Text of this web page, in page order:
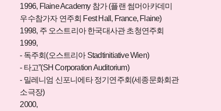
1996, Flaine Academy 참가 (플랜 썸머아카데미
우수참가자 연주회 Fest Hall, France, Flaine)
1998, 주 오스트리아 한국대사관 초청연주회
1999,
- 독주회(오스트리아 Stadtinitiative Wien)
- 타고”(SH Corporation Auditorium)
- 밀레니엄 신포니에타 정기연주회(세종문화회관
소극장)
2000,